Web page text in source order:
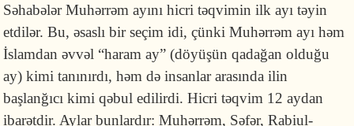
Səhabələr Muhərrəm ayını hicri təqvimin ilk ayı təyin
etdilər. Bu, əsaslı bir seçim idi, çünki Muhərrəm ayı həm
İslamdan əvvəl “haram ay” (döyüşün qadağan olduğu
ay) kimi tanınırdı, həm də insanlar arasında ilin
başlanğıcı kimi qəbul edilirdi. Hicri təqvim 12 aydan
ibarətdir. Aylar bunlardır: Muhərrəm, Səfər, Rabiul-